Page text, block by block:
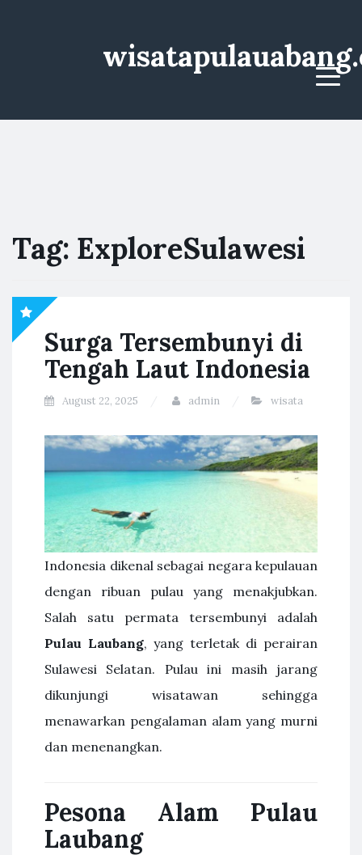
Menu
Tag: ExploreSulawesi
Surga Tersembunyi di
Tengah Laut Indonesia
August 22, 2025 admin wisata
Indonesia dikenal sebagai negara kepulauan
dengan ribuan pulau yang menakjubkan.
Salah satu permata tersembunyi adalah
Pulau Laubang, yang terletak di perairan
Sulawesi Selatan. Pulau ini masih jarang
dikunjungi wisatawan sehingga
menawarkan pengalaman alam yang murni
dan menenangkan.
Pesona Alam Pulau
Laubang